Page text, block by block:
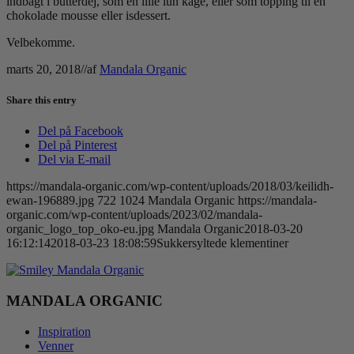
chokolade mousse eller isdessert.
Velbekomme.
marts 20, 2018//afMandala Organic
Share this entry
Del på Facebook
Del på Pinterest
Del via E-mail
https://mandala-organic.com/wp-content/uploads/2018/03/keilidh-
ewan-196889.jpg 722 1024 Mandala Organic https://mandala-
organic.com/wp-content/uploads/2023/02/mandala-
organic_logo_top_oko-eu.jpg Mandala Organic2018-03-20
16:12:142018-03-23 18:08:59Sukkersyltede klementiner
MANDALA ORGANIC
Inspiration
Venner